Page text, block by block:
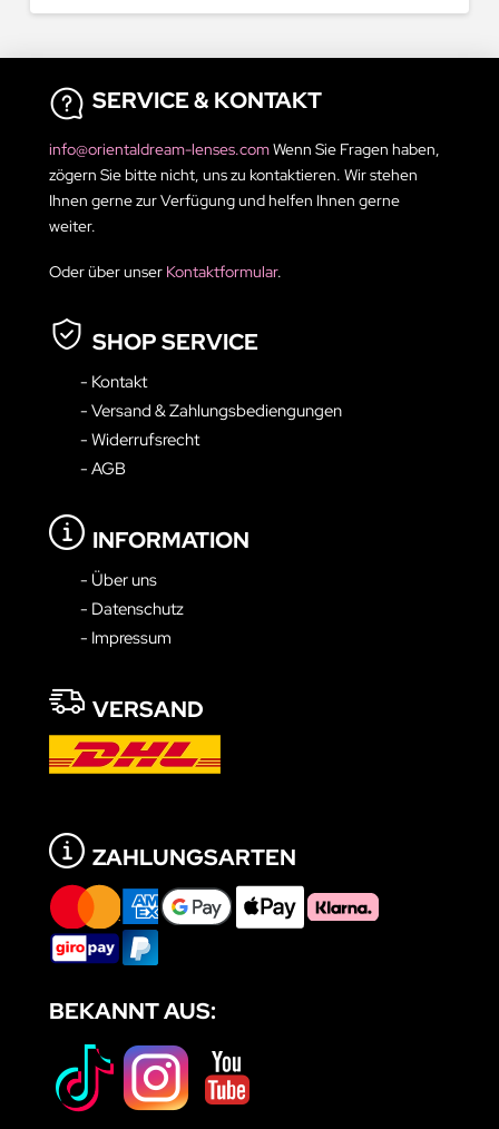
SERVICE & KONTAKT
info@orientaldream-lenses.comWenn Sie Fragen haben,
zögern Sie bitte nicht, uns zu kontaktieren. Wir stehen
Ihnen gerne zur Verfügung und helfen Ihnen gerne
weiter.
Oder über unser Kontaktformular.
SHOP SERVICE
- Kontakt
- Versand & Zahlungsbediengungen
- Widerrufsrecht
- AGB
INFORMATION
- Über uns
- Datenschutz
- Impressum
VERSAND
ZAHLUNGSARTEN
BEKANNT AUS: